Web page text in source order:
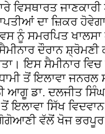
ਵਿਸਥਾਰਤ
ਦਾ ਜ਼ਿਕਰ
ਨੂੰ ਸਮਰਪਿਤ
ਦੌਰਾਨ
ਇਸ ਸੈਮੀਨਾਰ
ਤੋਂ ਇਲਾਵਾ
ਆਗੂ ਡਾ. ਦਲਜੀਤ
ਇਲਾਵਾ ਸਿੱਖ
ਵੱਲੋਂ ਖੋਜ